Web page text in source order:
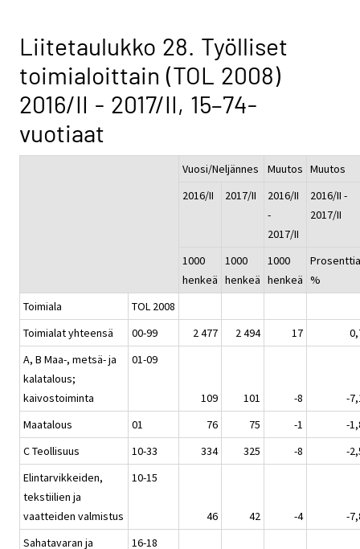
Liitetaulukko 28. Työlliset
toimialoittain (TOL 2008)
2016/II - 2017/II, 15–74-
vuotiaat
Vuosi/Neljännes Muutos Muutos
2016/II
2017/II
2016/II
-
2017/II
2016/II -
2017/II
1000
henkeä
1000
henkeä
1000
henkeä %
Toimiala
TOL 2008
Toimialat yhteensä
00-99 2 477 2 494 17
A, B Maa-, metsä- ja
kalatalous;
kaivostoiminta
01-09
109 101 -8
-
Maatalous
01 76 75 -1
-
C Teollisuus
10-33 334 325 -8
-
Elintarvikkeiden,
tekstiilien ja
vaatteiden valmistus
10-15
46 42 -4
-
Sahatavaran ja
16-18